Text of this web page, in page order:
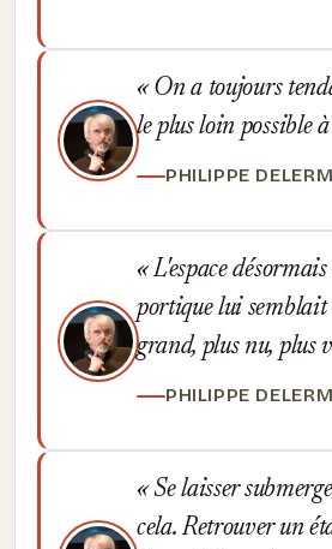
On a toujours
le plus loin possible
PHILIPPE DELERM
L'espace
portique lui semblait
grand, plus nu, plus
PHILIPPE DELERM
Se laisser
cela. Retrouver un